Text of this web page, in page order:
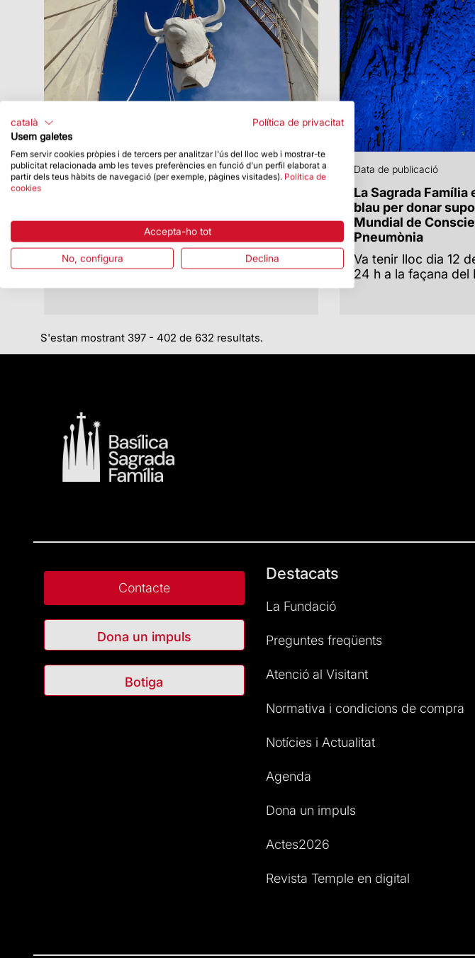
Data de publicació 14/11/22
completen el terminal de Lluc
Data de publicació
La Sagrada Família
blau per donar
Mundial de
Pneumònia
Va tenir lloc dia 12
24 h a la façana del
S'estan mostrant 397 - 402 de 632 resultats.
Contacte
Dona un impuls
Botiga
Destacats
La Fundació
Preguntes freqüents
Atenció al Visitant
Normativa i condicions de compra
Notícies i Actualitat
Agenda
Dona un impuls
Actes2026
Revista Temple en digital
català
Política de privacitat
Usem galetes
Fem servir cookies pròpies i de tercers per analitzar l'ús del lloc web i mostrar-te
publicitat relacionada amb les teves preferències en funció d'un perfil elaborat a
partir dels teus hàbits de navegació (per exemple, pàgines visitades). Política de
cookies
Accepta-ho tot
No, configura Declina